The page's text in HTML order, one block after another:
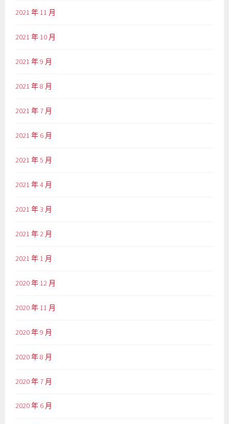
2021 年 11 月
2021 年 10 月
2021 年 9 月
2021 年 8 月
2021 年 7 月
2021 年 6 月
2021 年 5 月
2021 年 4 月
2021 年 3 月
2021 年 2 月
2021 年 1 月
2020 年 12 月
2020 年 11 月
2020 年 9 月
2020 年 8 月
2020 年 7 月
2020 年 6 月